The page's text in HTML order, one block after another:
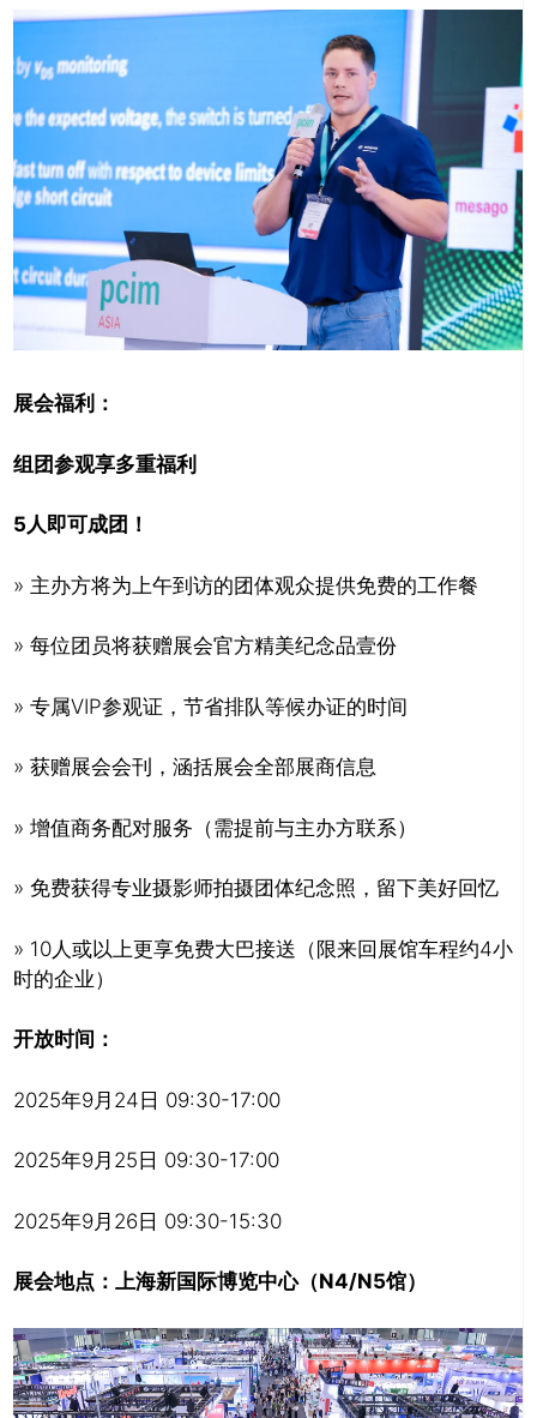
展会福利：
组团参观享多重福利
5人即可成团！
» 主办方将为上午到访的团体观众提供免费的工作餐
» 每位团员将获赠展会官方精美纪念品壹份
» 专属VIP参观证，节省排队等候办证的时间
» 获赠展会会刊，涵括展会全部展商信息
» 增值商务配对服务（需提前与主办方联系）
» 免费获得专业摄影师拍摄团体纪念照，留下美好回忆
» 10人或以上更享免费大巴接送（限来回展馆车程约4小
时的企业）
开放时间：
2025年9月24日 09:30-17:00
2025年9月25日 09:30-17:00
2025年9月26日 09:30-15:30
展会地点：上海新国际博览中心（N4/N5馆）